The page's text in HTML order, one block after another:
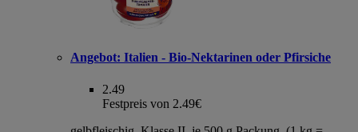
Angebot: Italien - Bio-Nektarinen oder Pfirsiche
2.49
Festpreis von 2.49€